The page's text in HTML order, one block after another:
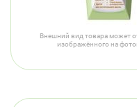
Внешний вид товара может
изображённого на